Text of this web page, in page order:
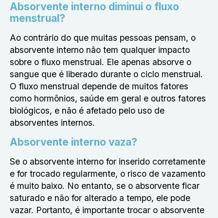
Absorvente interno diminui o fluxo
menstrual?
Ao contrário do que muitas pessoas pensam, o
absorvente interno não tem qualquer impacto
sobre o fluxo menstrual. Ele apenas absorve o
sangue que é liberado durante o ciclo menstrual.
O fluxo menstrual depende de muitos fatores
como hormônios, saúde em geral e outros fatores
biológicos, e não é afetado pelo uso de
absorventes internos.
Absorvente interno vaza?
Se o absorvente interno for inserido corretamente
e for trocado regularmente, o risco de vazamento
é muito baixo. No entanto, se o absorvente ficar
saturado e não for alterado a tempo, ele pode
vazar. Portanto, é importante trocar o absorvente